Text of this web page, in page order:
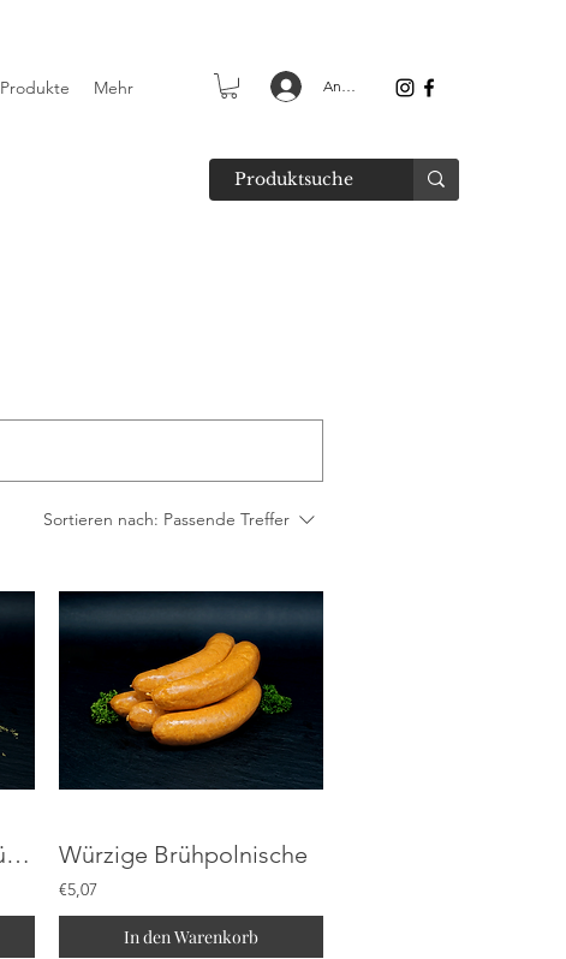
Produkte Mehr Anmelden
Sortieren nach: Passende Treffer
Münchner Rostbratwürst´l Würzige Brühpolnische
€5,07
In den Warenkorb